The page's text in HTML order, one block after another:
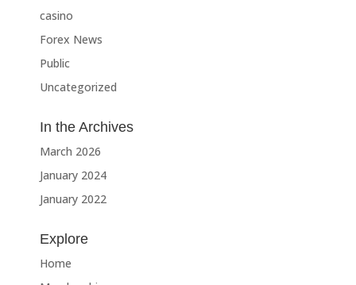
casino
Forex News
Public
Uncategorized
In the Archives
March 2026
January 2024
January 2022
Explore
Home